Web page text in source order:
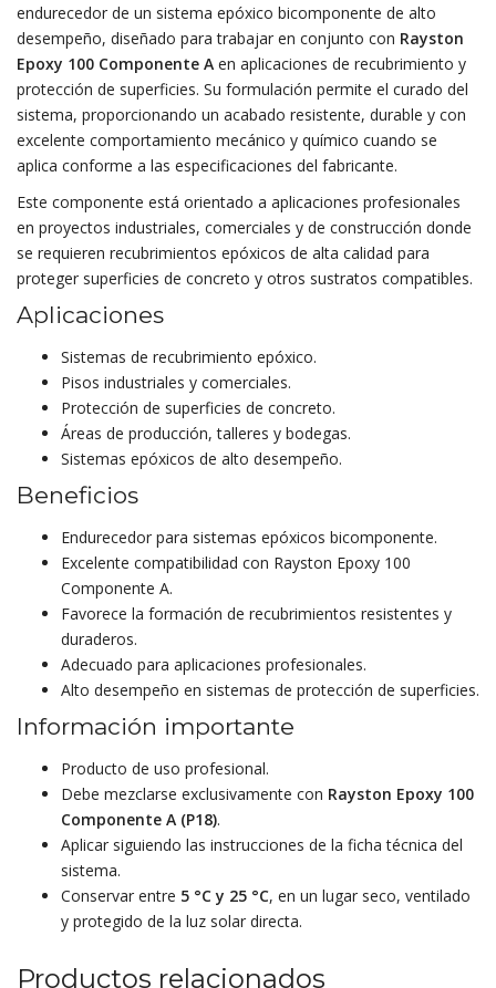
endurecedor de un sistema epóxico bicomponente de alto
desempeño, diseñado para trabajar en conjunto con Rayston
Epoxy 100 Componente A en aplicaciones de recubrimiento y
protección de superficies. Su formulación permite el curado del
sistema, proporcionando un acabado resistente, durable y con
excelente comportamiento mecánico y químico cuando se
aplica conforme a las especificaciones del fabricante.
Este componente está orientado a aplicaciones profesionales
en proyectos industriales, comerciales y de construcción donde
se requieren recubrimientos epóxicos de alta calidad para
proteger superficies de concreto y otros sustratos compatibles.
Aplicaciones
Sistemas de recubrimiento epóxico.
Pisos industriales y comerciales.
Protección de superficies de concreto.
Áreas de producción, talleres y bodegas.
Sistemas epóxicos de alto desempeño.
Beneficios
Endurecedor para sistemas epóxicos bicomponente.
Excelente compatibilidad con Rayston Epoxy 100
Componente A.
Favorece la formación de recubrimientos resistentes y
duraderos.
Adecuado para aplicaciones profesionales.
Alto desempeño en sistemas de protección de superficies.
Información importante
Producto de uso profesional.
Debe mezclarse exclusivamente con Rayston Epoxy 100
Componente A (P18).
Aplicar siguiendo las instrucciones de la ficha técnica del
sistema.
Conservar entre 5 °C y 25 °C, en un lugar seco, ventilado
y protegido de la luz solar directa.
Productos relacionados